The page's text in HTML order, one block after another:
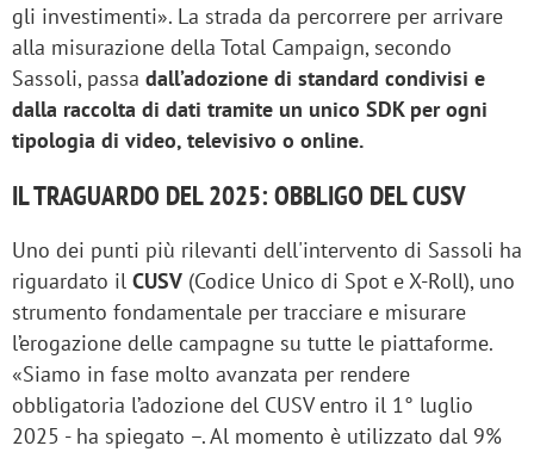
gli investimenti». La strada da percorrere per arrivare
alla misurazione della Total Campaign, secondo
Sassoli, passa dall’adozione di standard condivisi e
dalla raccolta di dati tramite un unico SDK per ogni
tipologia di video, televisivo o online.
IL TRAGUARDO DEL 2025: OBBLIGO DEL CUSV
Uno dei punti più rilevanti dell'intervento di Sassoli ha
riguardato il CUSV (Codice Unico di Spot e X-Roll), uno
strumento fondamentale per tracciare e misurare
l’erogazione delle campagne su tutte le piattaforme.
«Siamo in fase molto avanzata per rendere
obbligatoria l’adozione del CUSV entro il 1° luglio
2025 - ha spiegato –. Al momento è utilizzato dal 9%